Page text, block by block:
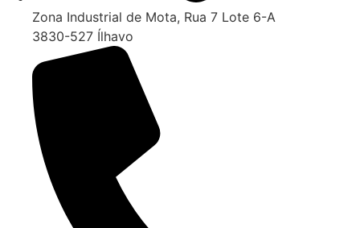
Zona Industrial de Mota, Rua 7 Lote 6-A
3830-527 Ílhavo